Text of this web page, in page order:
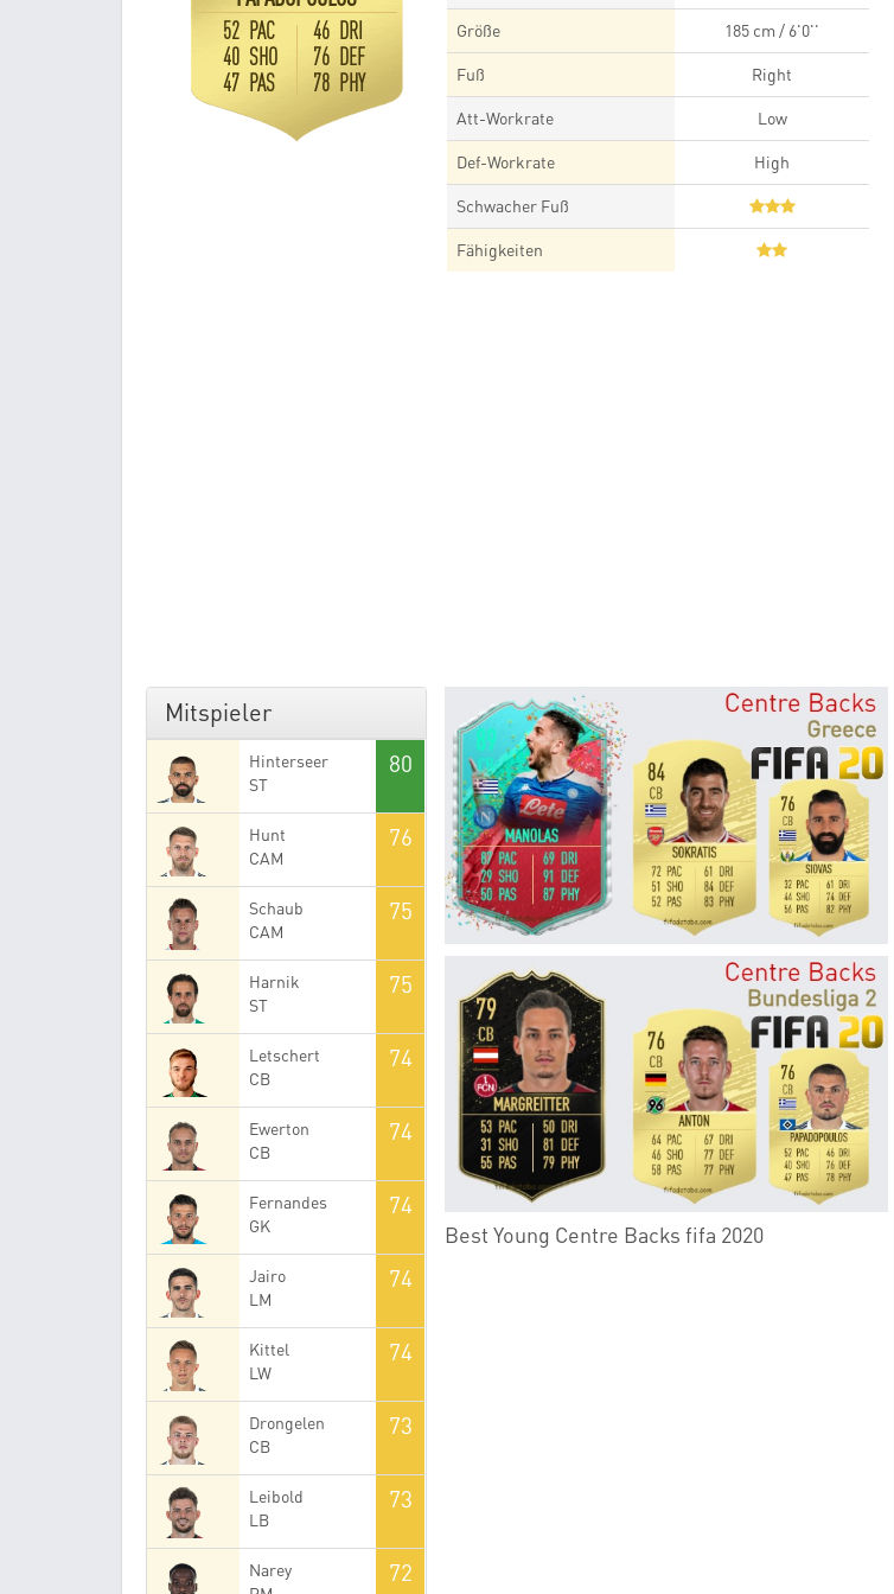
52 PAC
40 SHO
47 PAS
46 DRI
76 DEF
78 PHY
Größe 185 cm / 6'0''
Fuß Right
Att-Workrate Low
Def-Workrate High
Schwacher Fuß
Fähigkeiten
Mitspieler
Hinterseer
ST
80
Hunt
CAM
76
Schaub
CAM
75
Harnik
ST
75
Letschert
CB
74
Ewerton
CB
74
Fernandes
GK
74
Jairo
LM
74
Kittel
LW
74
Drongelen
CB
73
Leibold
LB
73
Narey
72
Best Young Centre Backs fifa 2020